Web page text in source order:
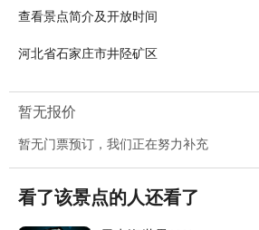
查看景点简介及开放时间
河北省石家庄市井陉矿区
暂无报价
暂无门票预订，我们正在努力补充
看了该景点的人还看了